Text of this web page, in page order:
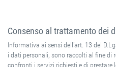
Consenso al trattamento dei
Informativa ai sensi dell’art. 13 del
i dati personali, sono raccolti al fine di
confronti i servizi richiesti e di